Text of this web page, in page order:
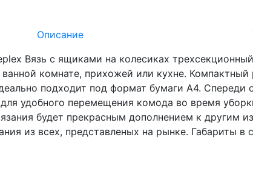
Описание
Вязь с ящиками на колесиках
ванной комнате, прихожей или кухне.
подходит под формат бумаги А4. Спереди
удобного перемещения комода во время
будет прекрасным дополнением к другим
из всех, представленых на рынке. Габариты